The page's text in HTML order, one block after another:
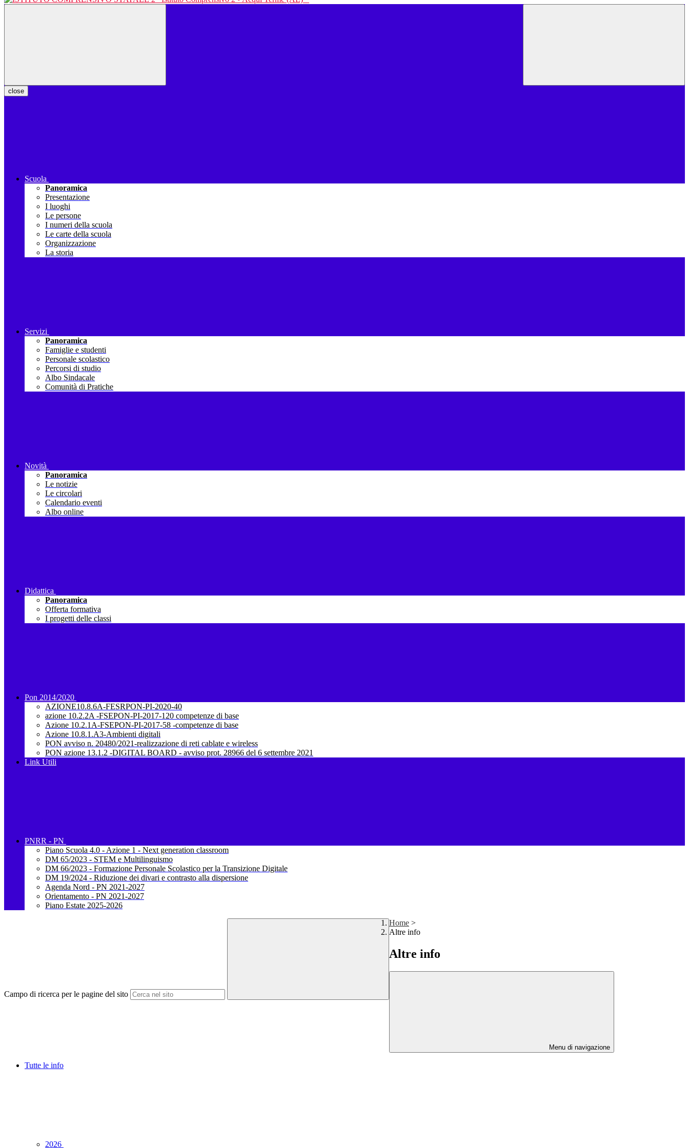
close
Scuola
Panoramica
Presentazione
I luoghi
Le persone
I numeri della scuola
Le carte della scuola
Organizzazione
La storia
Servizi
Panoramica
Famiglie e studenti
Personale scolastico
Percorsi di studio
Albo Sindacale
Comunità di Pratiche
Novità
Panoramica
Le notizie
Le circolari
Calendario eventi
Albo online
Didattica
Panoramica
Offerta formativa
I progetti delle classi
Pon 2014/2020
AZIONE10.8.6A-FESRPON-PI-2020-40
azione 10.2.2A -FSEPON-PI-2017-120 competenze di base
Azione 10.2.1A-FSEPON-PI-2017-58 -competenze di base
Azione 10.8.1.A3-Ambienti digitali
PON avviso n. 20480/2021-realizzazione di reti cablate e wireless
PON azione 13.1.2 -DIGITAL BOARD - avviso prot. 28966 del 6 settembre 2021
Link Utili
PNRR - PN
Piano Scuola 4.0 - Azione 1 - Next generation classroom
DM 65/2023 - STEM e Multilinguismo
DM 66/2023 - Formazione Personale Scolastico per la Transizione Digitale
DM 19/2024 - Riduzione dei divari e contrasto alla dispersione
Agenda Nord - PN 2021-2027
Orientamento - PN 2021-2027
Piano Estate 2025-2026
Campo di ricerca per le pagine del sito
Home >
Altre info
Altre info
Menu di navigazione
Tutte le info
2026